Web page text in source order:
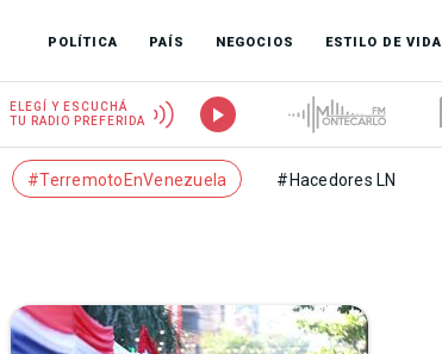
POLÍTICA PAÍS NEGOCIOS ESTILO DE VIDA
ELEGÍ Y ESCUCHÁ
TU RADIO PREFERIDA
#TerremotoEnVenezuela #Hacedores LN